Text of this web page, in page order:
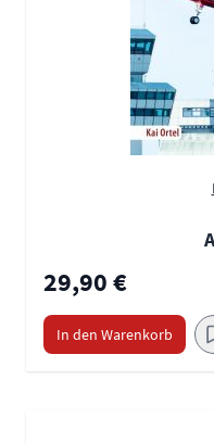
29,90 €
In den Warenkorb